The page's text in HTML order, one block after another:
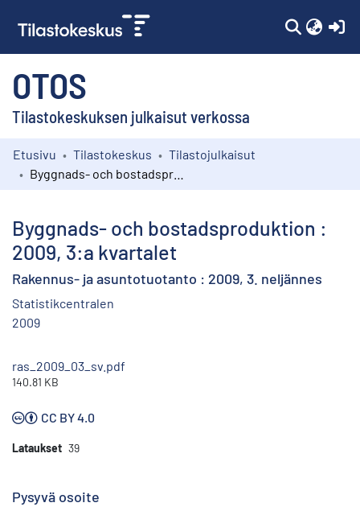
OTOS
Tilastokeskuksen julkaisut verkossa
Kokoelmat
Etusivu Tilastokeskus
Tilastojulkaisut
Byggnads- och bostadsproduktion :
2009, 3:a kvartalet
Rakennus- ja asuntotuotanto : 2009, 3. neljännes
Statistikcentralen
2009
ras_2009_03_sv.pdf
140.81 KB
CC BY 4.0
Lataukset 39
Pysyvä osoite